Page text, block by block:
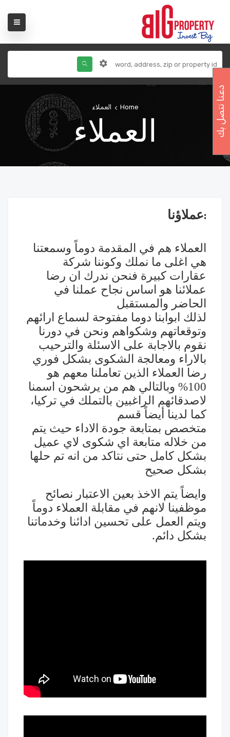
Home العملاء
العملاء
:عملاؤنا
العملاء هم في المقدمة دوماً وسمعتنا
هي اغلى ما نملك وكوننا شركة
عقارات كبيرة فنحن ندرك ان رضا
عملائنا هو اساس نجاح عملنا في
الحاضر والمستقبل
لذلك ابوابنا دوما مفتوحة لسماع ارائهم
وتوقعاتهم وشكواهم ونحن في دورنا
نقوم بالاجابة على الاسئلة والترحيب
بالاراء ومعالجة الشكوى بشكل فوري
رضا العملاء الذين تعاملنا معهم هو
100% وبالتالي هم من يرشحون اسمنا
لاصدقائهم الراغبين بالتملك في تركيا،
كما لدينا أيضاً قسم
متخصص بمتابعة جودة الاداء حيث يتم
من خلاله متابعة اي شكوى لاي عميل
بشكل كامل حتى نتاكد من انه تم حلها
بشكل صحيح
وايضاً يتم الاخذ بعين الاعتبار نصائح
موظفينا لانهم في مقابلة العملاء دوماً
ويتم العمل على تحسين ادائنا وخدماتنا
بشكل دائم.
دعنا نتصل بك